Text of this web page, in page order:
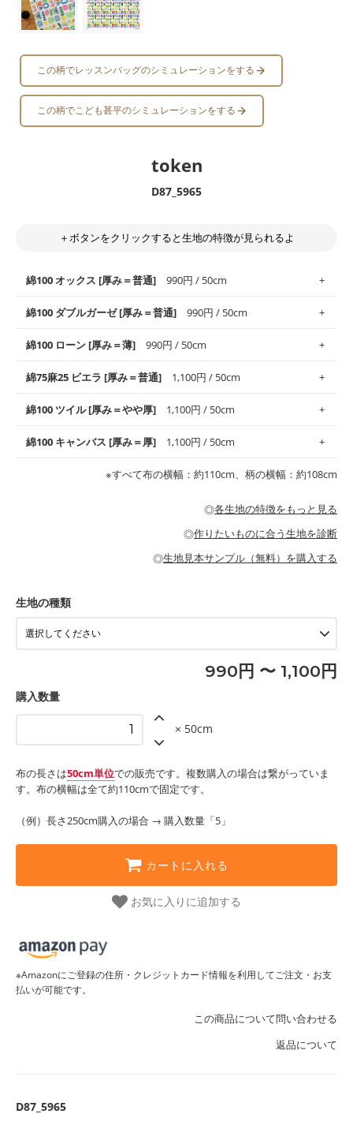
この柄でレッスンバッグのシミュレーションをする
この柄でこども甚平のシミュレーションをする
token
D87_5965
＋ボタンをクリックすると生地の特徴が見られるよ
綿100 オックス [厚み＝普通] 990円 / 50cm
使いやすさNo.1！しなやかさと適度な張りを併せ持ち、通気性の
高さがオックス生地の特徴です。当サイトのオックス生地は、
般にお使いいただけます。
※レッスンバッグ、上履き袋などの通園通学グッズにはツイル生
・布団カバーなどの寝具、カーテン
綿100 ダブルガーゼ [厚み＝普通] 990円 / 50cm
柔らかくふんわりとした肌触りが特徴です。ベビー用品やハンカ
チなど直接肌に触れるアイテムに最適です。高い吸湿性・通気性
す。
・スタイ、おくるみなどのベビーグッズ
・ブラウス、チュニック、ワンピースなどの洋服
・パジャマなどの寝具
綿100 ローン [厚み＝薄] 990円 / 50cm
上質で薄手の平織りの生地です。軽やかさとなめらかな手触りの
良さが魅力。透け感があるので、涼しげなトップスなどに最適で
・ブラウス、シャツ、チュニックなどのトップス
綿75麻25 ビエラ [厚み＝普通] 1,100円 / 50cm
コットン75％リネン25％の当店のビエラ生地は、オックス生地よ
りもふんわりとした柔らかい質感と適度な落ち感を感じられるの
綿100 ツイル [厚み＝やや厚] 1,100円 / 50cm
綾織りの生地です。しっかりとした張りと厚みがありながらも柔
らかいのが特徴です。生地の厚みは中厚手です。1枚でも透け感
・レッスンバッグ、上履き袋などの通園通学グッズ
・カーテン、エプロン、テーブルクロスなどの暮らしのアイテム
・パンツ、タックスカートなどのボトムス
もっと詳しく見る
綿100 キャンバス [厚み＝厚] 1,100円 / 50cm
当店のキャンバス生地は、11号帆布相当の厚みです。 丈夫で高い
耐久性があります。トートバッグ・ポーチ・ペンケースなどの布
小物、インテリア用品に向いています。
・工作用エプロン
もっと詳しく見る
※すべて布の横幅：約110cm、柄の横幅：約108cm
◎各生地の特徴をもっと見る
◎作りたいものに合う生地を診断
◎生地見本サンプル（無料）を購入する
生地の種類
990円 〜 1,100円
購入数量
× 50cm
布の長さは50cm単位での販売です。複数購入の場合は繋がっていま
す。布の横幅は全て約110cmで固定です。
（例）長さ250cm購入の場合 → 購入数量「5」
カートに入れる
お気に入りに追加する
※Amazonにご登録の住所・クレジットカード情報を利用してご注文・お支
払いが可能です。
この商品について問い合わせる
返品について
D87_5965